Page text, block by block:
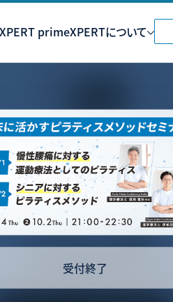
XPERT primeXPERTについて
受付終了